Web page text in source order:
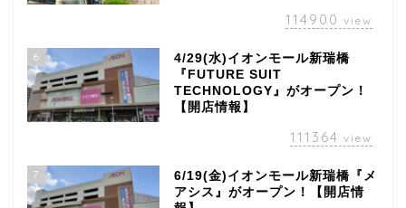
114900 view
6
4/29(水)イオンモール新瑞橋
『FUTURE SUIT
TECHNOLOGY』がオープン！
【開店情報】
111364 view
7
6/19(金)イオンモール新瑞橋『メ
アシス』がオープン！【開店情